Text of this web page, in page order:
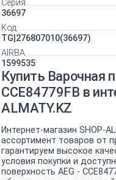
Серия
36697
Код
TG|276807010(36697)
AIRBA
1599535
Купить Варочная
CCE84779FB в
ALMATY.KZ
Интернет-магазин SHOP-
ассортимент товаров от
гарантируем высокое
условия покупки и
поверхность AEG -